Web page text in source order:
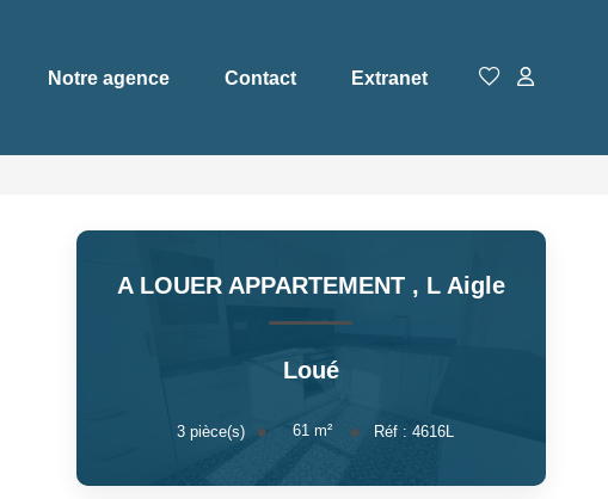
Notre agence Contact Extranet
A LOUER APPARTEMENT , L Aigle
Loué
3pièce(s) 61 m² Réf :4616L